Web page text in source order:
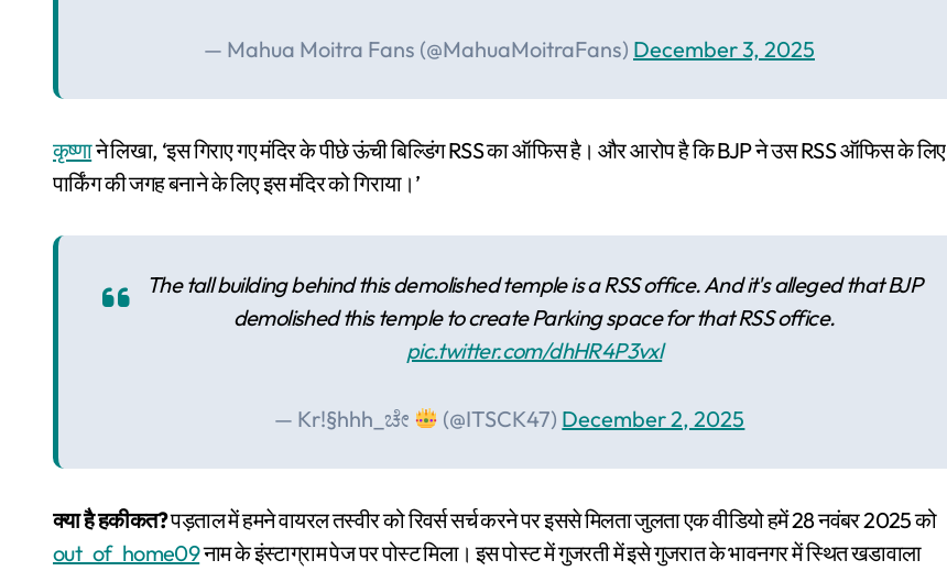
— Mahua Moitra Fans (@MahuaMoitraFans) December 3, 2025
कृष्णाने लिखा, ‘इस गिराए गए मंदिर के पीछे ऊंची बिल्डिंग RSS का ऑफिस है। और आरोप है कि BJP ने उस RSS ऑफिस के लिए
पार्किंग की जगह बनाने के लिए इस मंदिर को गिराया।’
The tall building behind this demolished temple is a RSS office. And it's alleged that BJP
demolished this temple to create Parking space for that RSS office.
pic.twitter.com/dhHR4P3vxl
— Kr!§hhh_ಚೇ (@ITSCK47) December 2, 2025
क्या है हकीकत?पड़ताल में हमने वायरल तस्वीर को रिवर्स सर्च करने पर इससे मिलता जुलता एक वीडियो हमें 28 नवंबर 2025 को
out_of_home09नाम के इंस्टाग्राम पेज पर पोस्ट मिला। इस पोस्ट में गुजरती में इसे गुजरात के भावनगर में स्थित खडावाला